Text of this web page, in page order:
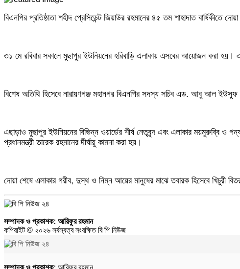
বিভা হাসানের উপস্থিতি নিয়ে বিএনপির ভেতরে প্রশ্ন, চলছে আলোচনা
তোলারাম কলেজ ছাত্রাবাসে হা'মলার তদন্ত ও জড়িতদের ব'হিষ্কার দাবি ছাত্রশক্তির
বিএনপির প্রতিষ্ঠাতা শহীদ প্রেসিডেন্ট জিয়াউর রহমানের ৪৫ তম শাহাদাত বার্ষিকীতে
৩১ মে রবিবার সকালে মুছাপুর ইউনিয়নের হরিবাড়ি এলাকায় এসবের আয়োজন করা
বিশেষ অতিথি হিসেবে নারায়ণগঞ্জ মহানগর বিএনপির সদস্য সচিব এড. আবু আল
এছাড়াও মুছাপুর ইউনিয়নের বিভিন্ন ওয়ার্ডের শীর্ষ নেতৃবৃন্দ এবং এলাকার ময়মুরুব্বি ও
প্রধানমন্ত্রী তারেক রহমানের দীর্ঘায়ু কামনা করা হয়।
দোয়া শেষে এলাকার গরীব, দুস্থ ও নিম্ন আয়ের মানুষের মাঝে তবারক হিসেবে খিচুরী
সম্পাদক ও প্রকাশক: আরিফুর রহমান
কপিরাইট © ২০২৬ সর্বস্বত্ব সংরক্ষিত বি পি নিউজ